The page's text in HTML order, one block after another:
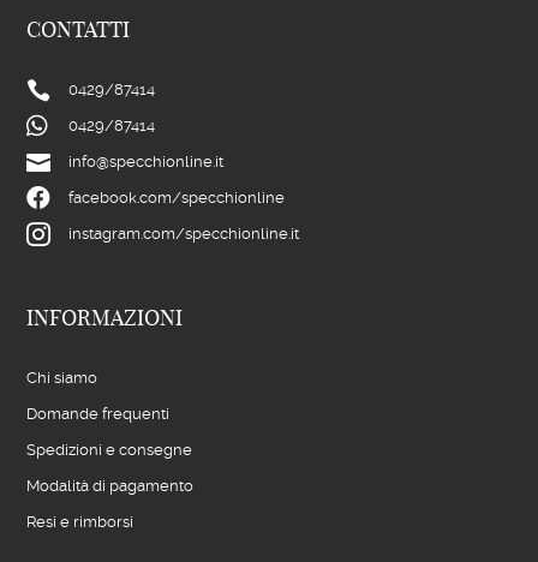
CONTATTI
 0429/87414
 0429/87414
 info@specchionline.it
 facebook.com/specchionline
 instagram.com/specchionline.it
INFORMAZIONI
Chi siamo
Domande frequenti
Spedizioni e consegne
Modalità di pagamento
Resi e rimborsi